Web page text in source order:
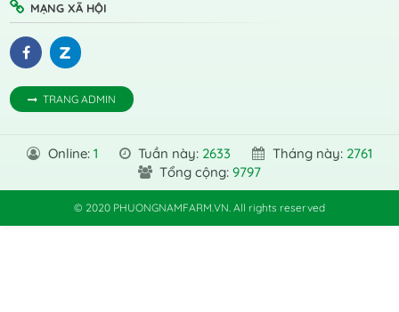
MẠNG XÃ HỘI
TRANG ADMIN
Online: 1 Tuần này: 2633 Tháng này: 2761
Tổng cộng:9797
© 2020 PHUONGNAMFARM.VN. All rights reserved